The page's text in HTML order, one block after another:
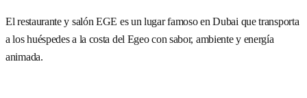
El restaurante y salón EGE es un lugar famoso en Dubai que transporta
a los huéspedes a la costa del Egeo con sabor, ambiente y energía
animada.